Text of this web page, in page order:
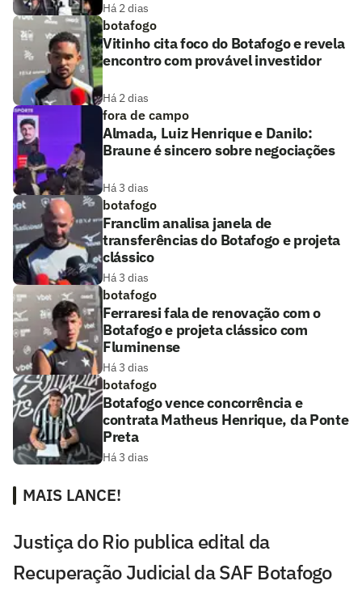
Há 2 dias
botafogo
Vitinho cita foco do Botafogo e revela
encontro com provável investidor
Há 2 dias
fora de campo
Almada, Luiz Henrique e Danilo:
Braune é sincero sobre negociações
Há 3 dias
botafogo
Franclim analisa janela de
transferências do Botafogo e projeta
clássico
Há 3 dias
botafogo
Ferraresi fala de renovação com o
Botafogo e projeta clássico com
Fluminense
Há 3 dias
botafogo
Botafogo vence concorrência e
contrata Matheus Henrique, da Ponte
Preta
Há 3 dias
MAIS LANCE!
Justiça do Rio publica edital da
Recuperação Judicial da SAF Botafogo